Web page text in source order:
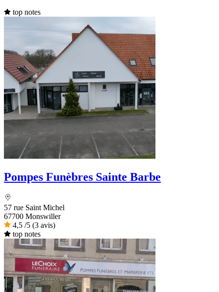
top notes
Pompes Funèbres Sainte Barbe
57 rue Saint Michel
67700 Monswiller
4,5 /5 (3 avis)
top notes